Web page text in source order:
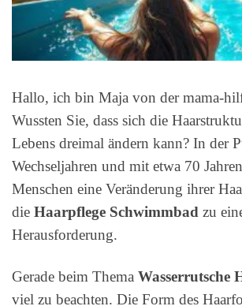
Hallo, ich bin Maja von der mama-
Wussten Sie, dass sich die
Lebens dreimal ändern kann? In der
Wechseljahren und mit etwa 70
Menschen eine Veränderung ihrer
die Haarpflege Schwimmbad zu
Herausforderung.
Gerade beim Thema Wasserrutsche
viel zu beachten. Die Form des